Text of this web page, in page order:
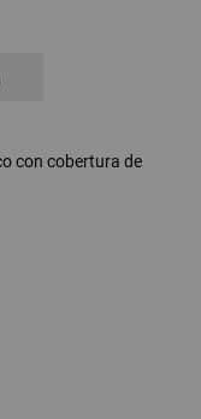
con cobertura de